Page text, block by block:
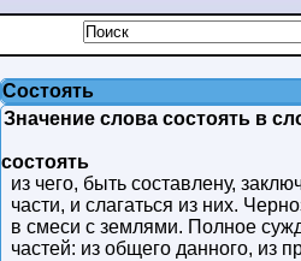
Состоять
Значение слова состоять в
состоять
из чего, быть составлену,
части, и слагаться из них.
в смеси с землями. Полное
частей: из общего данного, из